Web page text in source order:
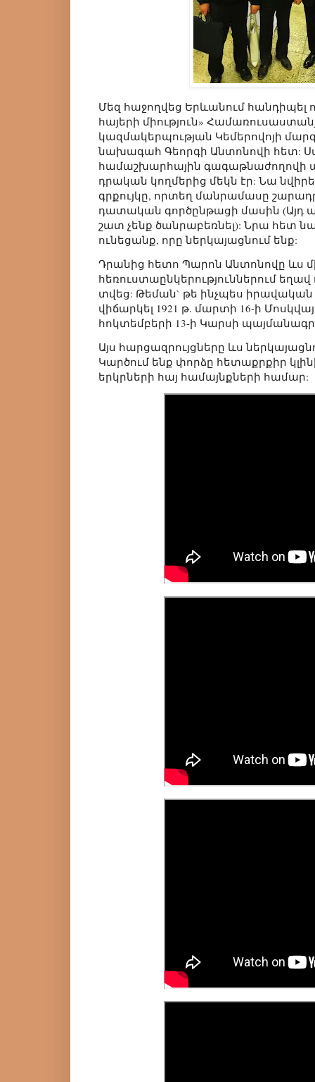
Մեզ հաջողվեց Երևանում հանդիպել
հայերի միություն»
կազմակերպության Կեմերովոյի
նախագահ Գեորգի Անտոնովի հետ:
համաշխարհային գագաթնաժողովի
դրական կողմերից մեկն էր: Նա
գրքույկը, որտեղ մանրամասը
դատական գործընթացի մասին (Այդ
շատ չենք ծանրաբեռնել): Նրա հետ
ունեցանք, որը ներկայացնում ենք:
Դրանից հետո Պարոն Անտոնովը ևս
հեռուստաընկերություններում
տվեց: Թեման` թե ինչպես
վիճարկել 1921 թ. մարտի 16-ի
հոկտեմբերի 13-ի Կարսի
Այս հարցազրույցները ևս
Կարծում ենք փորձը հետաքրքիր
երկրների հայ համայնքների համար: